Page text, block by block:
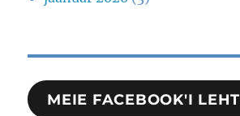
MEIE FACEBOOK'I LEHT